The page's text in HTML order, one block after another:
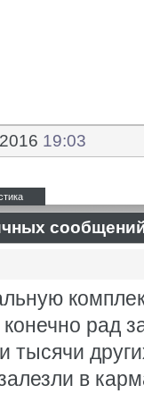
19:03
рад
тысячи
в